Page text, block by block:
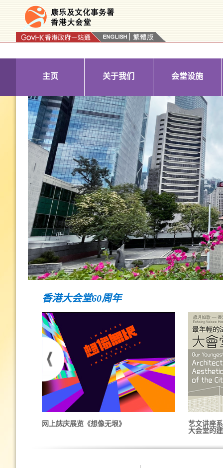
主页 关于我们 会堂设施
香港大会堂60周年
网上誌庆展览《想像无垠》
艺文讲座
大会堂的